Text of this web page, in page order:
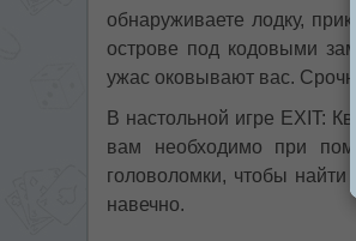
обнаруживаете лодку,
острове под кодовыми
ужас оковывают вас.
В настольной игре EXIT:
вам необходимо при
головоломки, чтобы
навечно.